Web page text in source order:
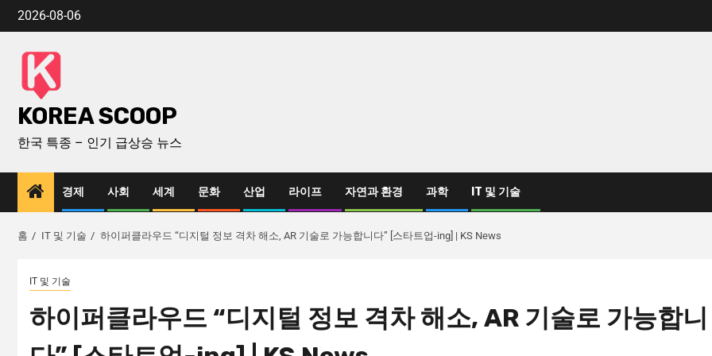
2026-08-06
KOREA SCOOP
한국 특종 – 인기 급상승 뉴스
경제 사회 세계 문화 산업 라이프 자연과 환경 과학 IT 및 기술
홈 IT 및 기술 하이퍼클라우드 “디지털 정보 격차 해소, AR 기술로 가능합니다” [스타트업-ing] | KS News
IT 및 기술
하이퍼클라우드 “디지털 정보 격차 해소, AR 기술로 가능합니